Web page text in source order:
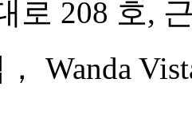
로 208 호,
Wanda